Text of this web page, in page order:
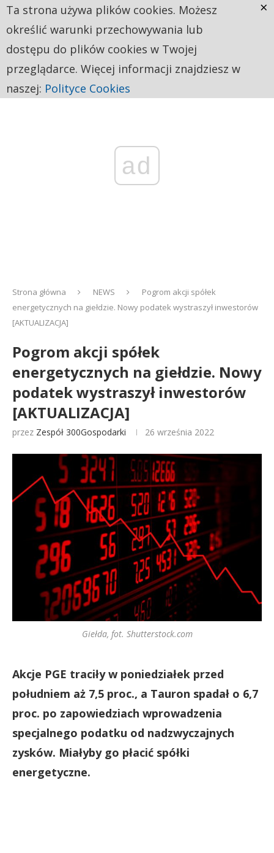
ad
Strona główna NEWS
Pogrom akcji spółek
energetycznych na giełdzie. Nowy podatek wystraszył inwestorów
[AKTUALIZACJA]
Pogrom akcji spółek
energetycznych na giełdzie. Nowy
podatek wystraszył inwestorów
[AKTUALIZACJA]
przez Zespół 300Gospodarki 26 września 2022
Giełda, fot. Shutterstock.com
Akcje PGE traciły w poniedziałek przed
południem aż 7,5 proc., a Tauron spadał o 6,7
proc. po zapowiedziach wprowadzenia
specjalnego podatku od nadzwyczajnych
zysków. Miałyby go płacić spółki
energetyczne.
Ta strona używa plików cookies. Możesz
określić warunki przechowywania lub
dostępu do plików cookies w Twojej
przeglądarce. Więcej informacji znajdziesz w
naszej: Polityce Cookies
×